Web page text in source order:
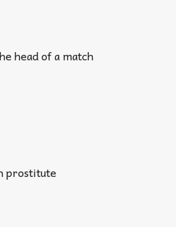
head of a match
prostitute